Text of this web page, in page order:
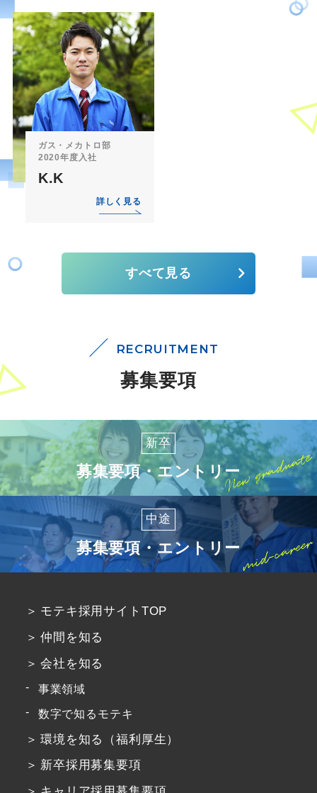
ガス・メカトロ部
2020年度入社
K.K
詳しく見る
すべて見る
RECRUITMENT
募集要項
新卒
募集要項・エントリー
中途
募集要項・エントリー
モテキ採用サイトTOP
仲間を知る
会社を知る
事業領域
数字で知るモテキ
環境を知る（福利厚生）
新卒採用募集要項